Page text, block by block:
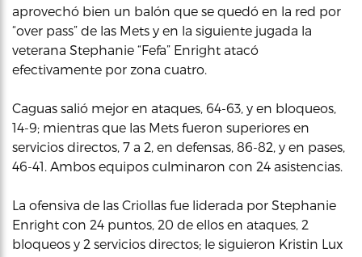
aprovechó bien un balón que se quedó en la red por
“over pass” de las Mets y en la siguiente jugada la
veterana Stephanie “Fefa” Enright atacó
efectivamente por zona cuatro.
Caguas salió mejor en ataques, 64-63, y en bloqueos,
14-9; mientras que las Mets fueron superiores en
servicios directos, 7 a 2, en defensas, 86-82, y en pases,
46-41. Ambos equipos culminaron con 24 asistencias.
La ofensiva de las Criollas fue liderada por Stephanie
Enright con 24 puntos, 20 de ellos en ataques, 2
bloqueos y 2 servicios directos; le siguieron Kristin Lux